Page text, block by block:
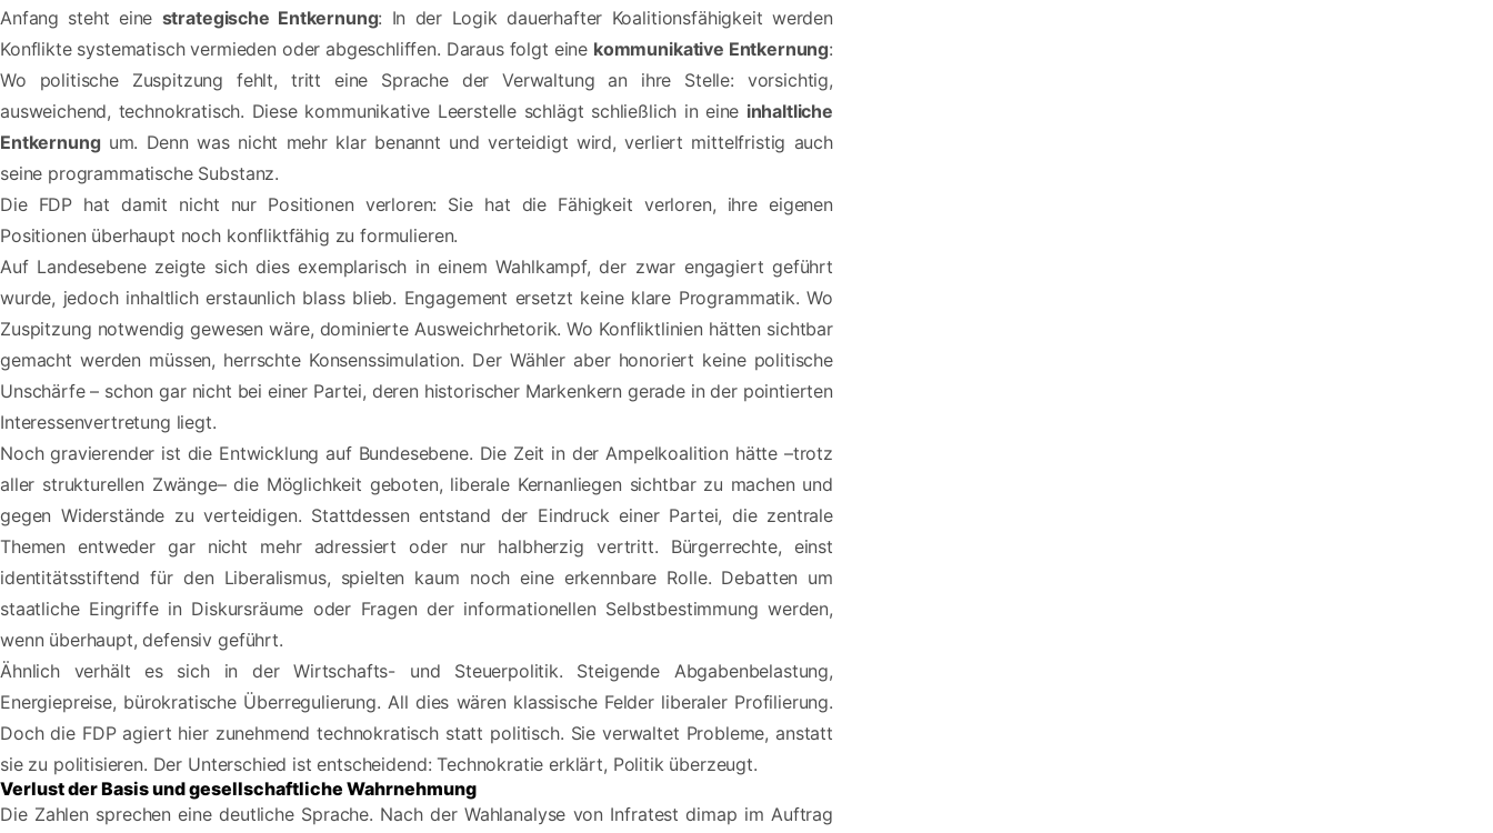
Anfang steht eine strategische Entkernung: In der Logik dauerhafter Koalitionsfähigkeit werden
Konflikte systematisch vermieden oder abgeschliffen. Daraus folgt eine kommunikative Entkernung:
Wo politische Zuspitzung fehlt, tritt eine Sprache der Verwaltung an ihre Stelle: vorsichtig,
ausweichend, technokratisch. Diese kommunikative Leerstelle schlägt schließlich in eine inhaltliche
Entkernungum. Denn was nicht mehr klar benannt und verteidigt wird, verliert mittelfristig auch
seine programmatische Substanz.
Die FDP hat damit nicht nur Positionen verloren: Sie hat die Fähigkeit verloren, ihre eigenen
Positionen überhaupt noch konfliktfähig zu formulieren.
Auf Landesebene zeigte sich dies exemplarisch in einem Wahlkampf, der zwar engagiert geführt
wurde, jedoch inhaltlich erstaunlich blass blieb. Engagement ersetzt keine klare Programmatik. Wo
Zuspitzung notwendig gewesen wäre, dominierte Ausweichrhetorik. Wo Konfliktlinien hätten sichtbar
gemacht werden müssen, herrschte Konsenssimulation. Der Wähler aber honoriert keine politische
Unschärfe – schon gar nicht bei einer Partei, deren historischer Markenkern gerade in der pointierten
Interessenvertretung liegt.
Noch gravierender ist die Entwicklung auf Bundesebene. Die Zeit in der Ampelkoalition hätte –trotz
aller strukturellen Zwänge– die Möglichkeit geboten, liberale Kernanliegen sichtbar zu machen und
gegen Widerstände zu verteidigen. Stattdessen entstand der Eindruck einer Partei, die zentrale
Themen entweder gar nicht mehr adressiert oder nur halbherzig vertritt. Bürgerrechte, einst
identitätsstiftend für den Liberalismus, spielten kaum noch eine erkennbare Rolle. Debatten um
staatliche Eingriffe in Diskursräume oder Fragen der informationellen Selbstbestimmung werden,
wenn überhaupt, defensiv geführt.
Ähnlich verhält es sich in der Wirtschafts- und Steuerpolitik. Steigende Abgabenbelastung,
Energiepreise, bürokratische Überregulierung. All dies wären klassische Felder liberaler Profilierung.
Doch die FDP agiert hier zunehmend technokratisch statt politisch. Sie verwaltet Probleme, anstatt
sie zu politisieren. Der Unterschied ist entscheidend: Technokratie erklärt, Politik überzeugt.
Verlust der Basis und gesellschaftliche Wahrnehmung
Die Zahlen sprechen eine deutliche Sprache. Nach der Wahlanalyse von Infratest dimap im Auftrag